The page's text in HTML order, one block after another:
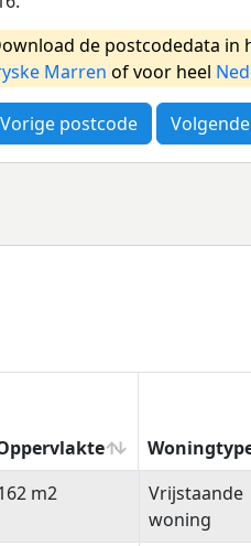
de postcodedata in
Marren of voor heel
Vorige postcode
Woningtype
m2
Vrijstaande
woning